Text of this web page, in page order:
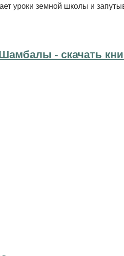
уроки земной школы и
- cкачать